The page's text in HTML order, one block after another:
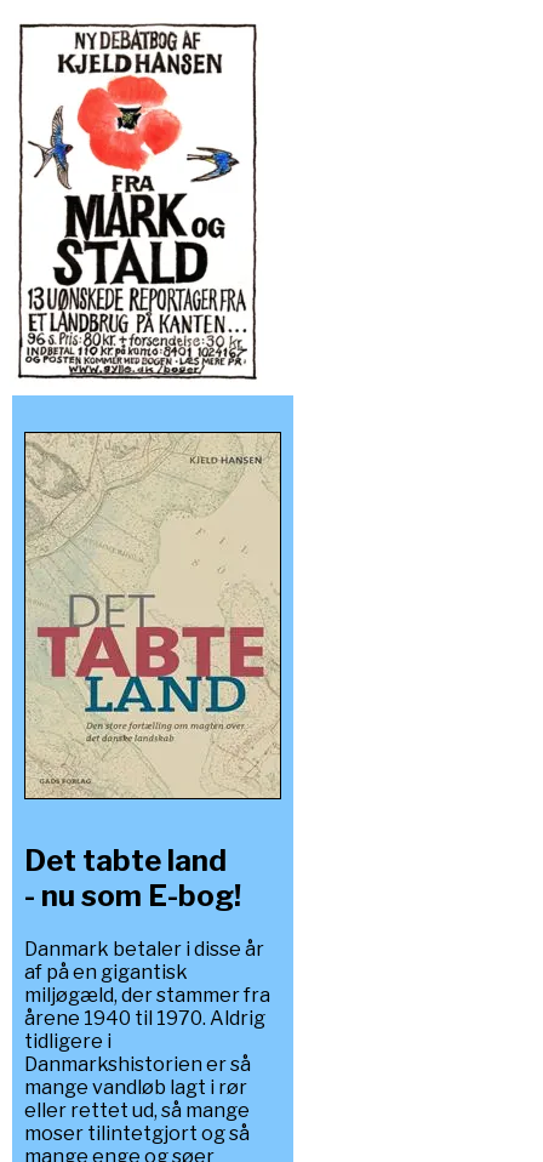
Det tabte land
- nu som E-bog!
Danmark betaler i disse år
af på en gigantisk
miljøgæld, der stammer fra
årene 1940 til 1970. Aldrig
tidligere i
Danmarkshistorien er så
mange vandløb lagt i rør
eller rettet ud, så mange
moser tilintetgjort og så
mange enge og søer